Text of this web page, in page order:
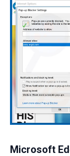
Microsoft